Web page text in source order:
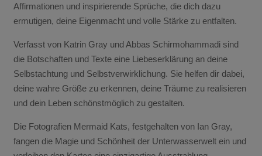
Affirmationen und inspirierende Sprüche, die dich dazu
ermutigen, deine Eigenmacht und volle Stärke zu entfalten.
Verfasst von Katrin Gray und Abbas Schirmohammadi sind
die Botschaften und Texte eine Liebeserklärung an deine
Selbstachtung und Selbstverwirklichung. Sie helfen dir dabei,
deine wahre Größe zu erkennen, deine Träume zu realisieren
und dein Leben schönstmöglich zu gestalten.
Die Fotografien Mermaid Kats, festgehalten von Ian Gray,
fangen die Magie und Schönheit der Unterwasserwelt ein und